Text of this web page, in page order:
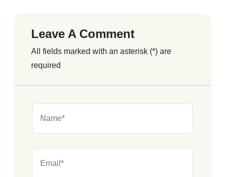
Leave A Comment
All fields marked with an asterisk (*) are
required